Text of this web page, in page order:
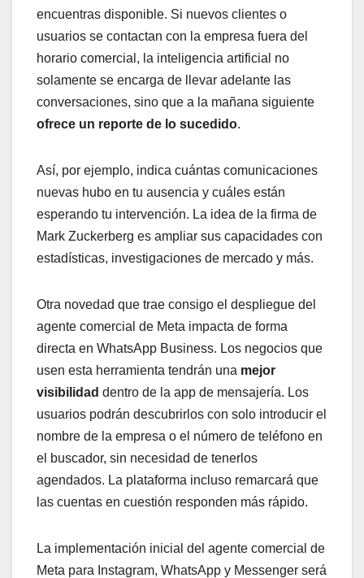
encuentras disponible. Si nuevos clientes o
usuarios se contactan con la empresa fuera del
horario comercial, la inteligencia artificial no
solamente se encarga de llevar adelante las
conversaciones, sino que a la mañana siguiente
ofrece un reporte de lo sucedido.
Así, por ejemplo, indica cuántas comunicaciones
nuevas hubo en tu ausencia y cuáles están
esperando tu intervención. La idea de la firma de
Mark Zuckerberg es ampliar sus capacidades con
estadísticas, investigaciones de mercado y más.
Otra novedad que trae consigo el despliegue del
agente comercial de Meta impacta de forma
directa en WhatsApp Business. Los negocios que
usen esta herramienta tendrán una mejor
visibilidad dentro de la app de mensajería. Los
usuarios podrán descubrirlos con solo introducir el
nombre de la empresa o el número de teléfono en
el buscador, sin necesidad de tenerlos
agendados. La plataforma incluso remarcará que
las cuentas en cuestión responden más rápido.
La implementación inicial del agente comercial de
Meta para Instagram, WhatsApp y Messenger será